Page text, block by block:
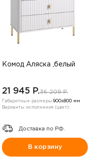
Комод Аляска ,белый
21 945 P.36 209 P.
Габаритные размеры:900х800 мм
Варианты исполнения (цвет):
Доставка по РФ.
В корзину